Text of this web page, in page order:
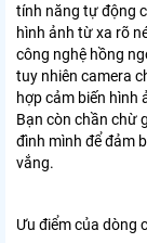
tính năng tự động
hình ảnh từ xa rõ
công nghệ hồng
tuy nhiên camera
hợp cảm biến hình
Bạn còn chần chừ
đình mình để đảm
vắng.
Ưu điểm của dòng